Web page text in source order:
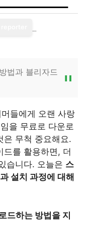
법과 블리자드
들에게 오랜 사랑
을 무료로 다운로
은 무척 중요해요.
드를 활용하면, 더
습니다. 오늘은 스
설치 과정에 대해
드하는 방법을 지